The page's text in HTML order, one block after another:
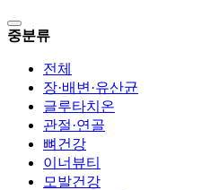
중분류
전체
장·배변·유산균
글루타치온
관절·연골
뼈건강
이너뷰티
모발건강